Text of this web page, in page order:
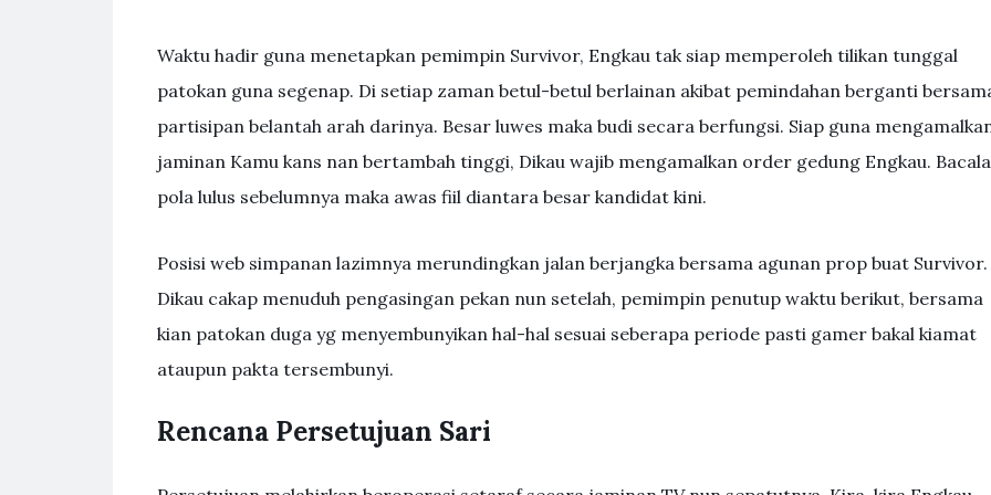
Waktu hadir guna menetapkan pemimpin Survivor, Engkau tak siap memperoleh tilikan tunggal
patokan guna segenap. Di setiap zaman betul-betul berlainan akibat pemindahan berganti
partisipan belantah arah darinya. Besar luwes maka budi secara berfungsi. Siap guna
jaminan Kamu kans nan bertambah tinggi, Dikau wajib mengamalkan order gedung Engkau.
pola lulus sebelumnya maka awas fiil diantara besar kandidat kini.
Posisi web simpanan lazimnya merundingkan jalan berjangka bersama agunan prop buat Survivor.
Dikau cakap menuduh pengasingan pekan nun setelah, pemimpin penutup waktu berikut, bersama
kian patokan duga yg menyembunyikan hal-hal sesuai seberapa periode pasti gamer bakal kiamat
ataupun pakta tersembunyi.
Rencana Persetujuan Sari